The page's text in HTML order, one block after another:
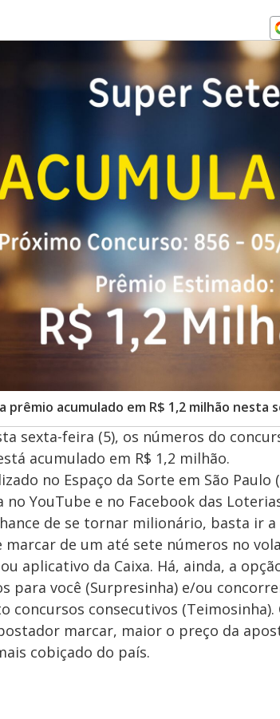
prêmio acumulado em R$ 1,2 milhão nesta
sexta-feira (5), os números do
acumulado em R$ 1,2 milhão.
no Espaço da Sorte em São Paulo
no YouTube e no Facebook das
de se tornar milionário, basta ir
de um até sete números no
aplicativo da Caixa. Há, ainda, a
para você (Surpresinha) e/ou
concursos consecutivos (Teimosinha).
marcar, maior o preço da
cobiçado do país.